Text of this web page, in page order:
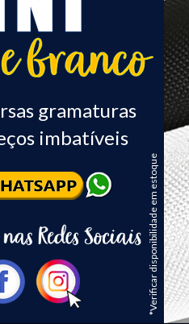
P/ BOLSA
ALGODÃO TECIDO PET
PET BRANCO
- MT
TECIDO
*Verificar disponibilidade em estoque
gramaturas
imbatíveis